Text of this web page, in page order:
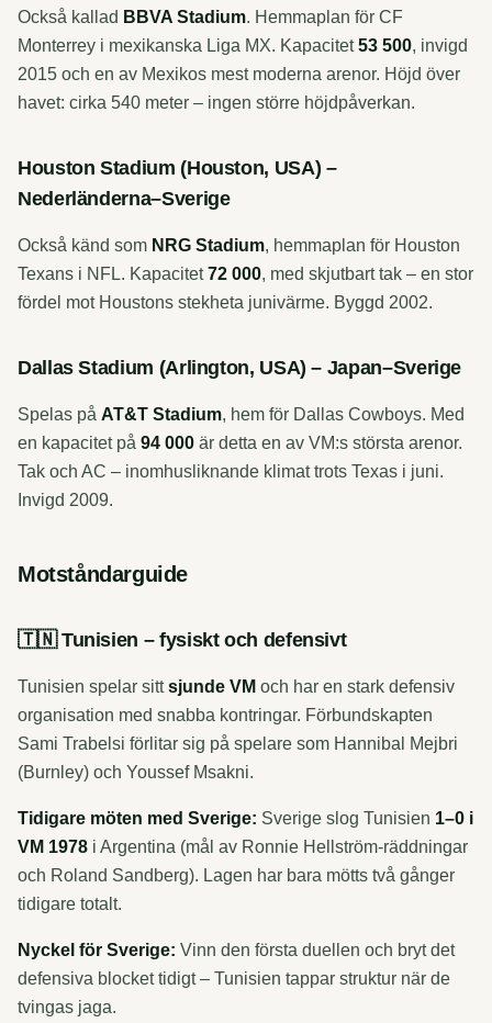
Också kallad BBVA Stadium. Hemmaplan för CF
Monterrey i mexikanska Liga MX. Kapacitet53 500, invigd
2015 och en av Mexikos mest moderna arenor. Höjd över
havet: cirka 540 meter – ingen större höjdpåverkan.
Houston Stadium (Houston, USA) –
Nederländerna–Sverige
Också känd som NRG Stadium, hemmaplan för Houston
Texans i NFL. Kapacitet72 000, med skjutbart tak – en stor
fördel mot Houstons stekheta junivärme. Byggd 2002.
Dallas Stadium (Arlington, USA) – Japan–Sverige
Spelas på AT&T Stadium, hem för Dallas Cowboys. Med
en kapacitet på 94 000 är detta en av VM:s största arenor.
Tak och AC – inomhusliknande klimat trots Texas i juni.
Invigd 2009.
Motståndarguide
🇹🇳 Tunisien – fysiskt och defensivt
Tunisien spelar sittsjunde VM och har en stark defensiv
organisation med snabba kontringar. Förbundskapten
Sami Trabelsi förlitar sig på spelare som Hannibal Mejbri
(Burnley) och Youssef Msakni.
Tidigare möten med Sverige: Sverige slog Tunisien 1–0 i
VM 1978 i Argentina (mål av Ronnie Hellström-räddningar
och Roland Sandberg). Lagen har bara mötts två gånger
tidigare totalt.
Nyckel för Sverige: Vinn den första duellen och bryt det
defensiva blocket tidigt – Tunisien tappar struktur när de
tvingas jaga.